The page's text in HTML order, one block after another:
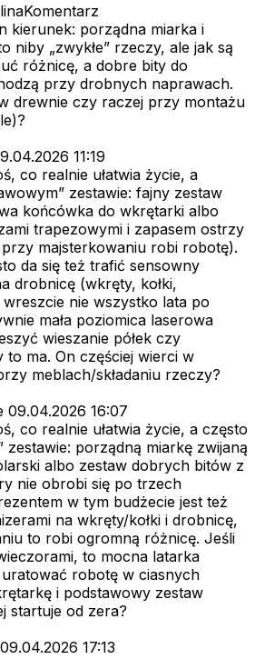
kierunek: porządna miarka i
niby „zwykłe” rzeczy, ale jak są
różnicę, a dobre bity do
przy drobnych naprawach.
drewnie czy raczej przy montażu
11:19
co realnie ułatwia życie, a
zestawie: fajny zestaw
końcówka do wkrętarki albo
trapezowymi i zapasem ostrzy
majsterkowaniu robi robotę).
da się też trafić sensowny
drobnicę (wkręty, kołki,
nie wszystko lata po
mała poziomica laserowa
wieszanie półek czy
ma. On częściej wierci w
meblach/składaniu rzeczy?
09.04.2026 16:07
co realnie ułatwia życie, a często
zestawie: porządną miarkę zwijaną
albo zestaw dobrych bitów z
nie obrobi się po trzech
w tym budżecie jest też
na wkręty/kołki i drobnicę,
to robi ogromną różnicę. Jeśli
to mocna latarka
robotę w ciasnych
i podstawowy zestaw
startuje od zera?
09.04.2026 17:13